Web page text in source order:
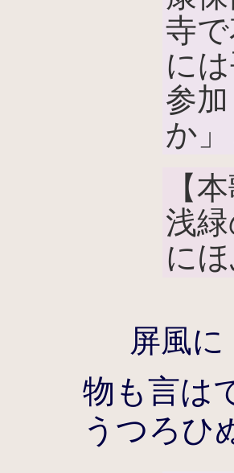
寺
に
参
か
【
浅
に
屏風に
物も言は
うつろひ